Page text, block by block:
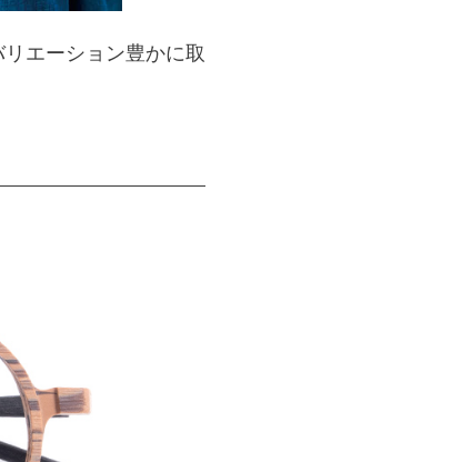
エーション豊かに取